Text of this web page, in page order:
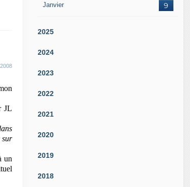
JL
sur
un
Janvier 9
2025
2024
2023
2022
2021
2020
2019
2018